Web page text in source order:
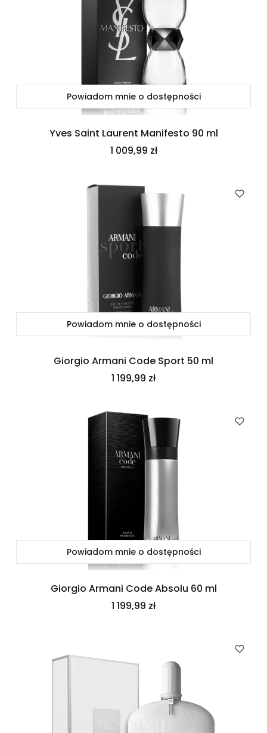
Powiadom mnie o dostępności
Yves Saint Laurent Manifesto 90 ml
Cena
1 009,99 zł
Powiadom mnie o dostępności
Giorgio Armani Code Sport 50 ml
Cena
1 199,99 zł
Powiadom mnie o dostępności
Giorgio Armani Code Absolu 60 ml
Cena
1 199,99 zł